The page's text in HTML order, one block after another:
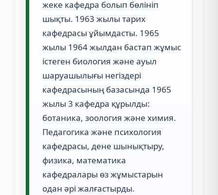
жеке кафедра болып бөлініп
шықты. 1963 жылы тарих
кафедрасы ұйымдасты. 1965
жылы 1964 жылдан бастап жұмыс
істеген биология және ауыл
шаруашылығы негіздері
кафедрасының базасында 1965
жылы 3 кафедра құрылды:
ботаника, зоология және химия.
Педагогика және психология
кафедрасы, дене шынықтыру,
физика, математика
кафедралары өз жұмыстарын
одан әрі жалғастырды.